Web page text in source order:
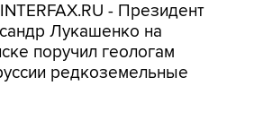
- Президент
Лукашенко на
поручил геологам
редкоземельные